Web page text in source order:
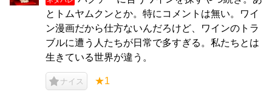
とトムヤムクンとか。特にコメントは無い。ワイ
ン漫画だから仕方ないんだろけど、ワインのトラ
ブルに遭う人たちが日常で多すぎる。私たちとは
生きている世界が違う。
ナイス ★1